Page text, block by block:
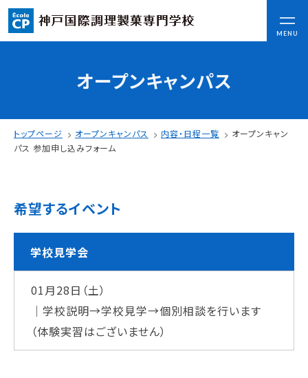
MENU
CLOSE
ここから始まる私の未来
日本全国から集まる学生たち
AO入試
指定校推薦入試
一般入試
学校案内
学校法人 育成学園の歩み
理事長メッセージ
オープンキャンパス
トップページ オープンキャンパス 内容・日程一覧
オープンキャン
パス 参加申し込みフォーム
希望するイベント
学校見学会
01月28日（土）
｜学校説明→学校見学→個別相談を行います
（体験実習はございません）